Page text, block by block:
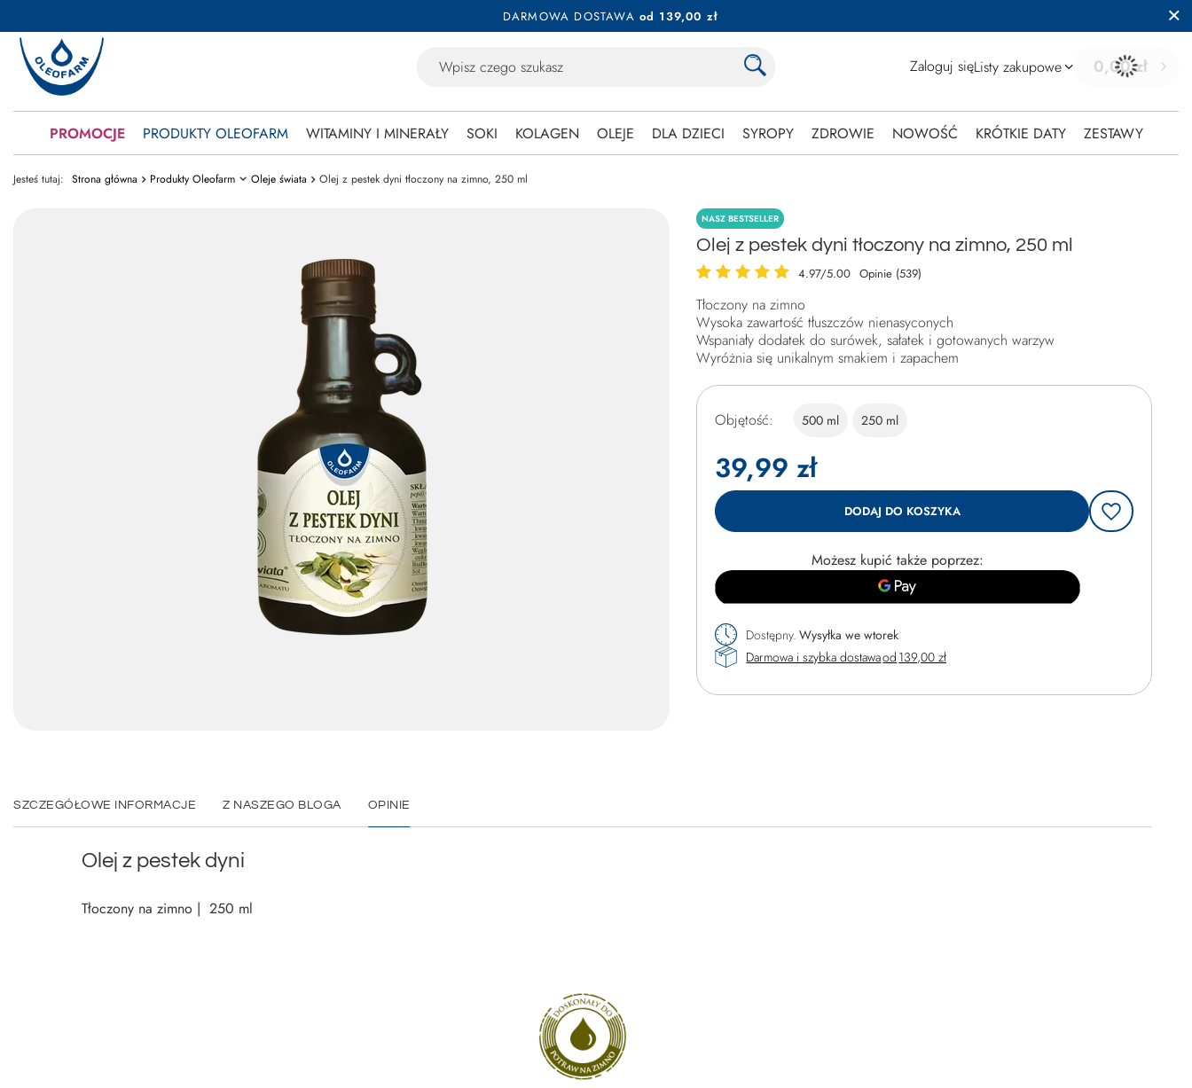
DARMOWA DOSTAWA od 139,00 zł
Zaloguj sięListy zakupowe 0,00 zł
PROMOCJE PRODUKTY OLEOFARM WITAMINY I MINERAŁY SOKI KOLAGEN OLEJE DLA DZIECI SYROPY ZDROWIE NOWOŚĆ KRÓTKIE DATY ZESTAWY
Jesteś tutaj: Strona główna Produkty Oleofarm Oleje świata Olej z pestek dyni tłoczony na zimno, 250 ml
NASZ BESTSELLER
Olej z pestek dyni tłoczony na zimno, 250 ml
4.97/5.00 Opinie (539)
Tłoczony na zimno
Wysoka zawartość tłuszczów nienasyconych
Wspaniały dodatek do surówek, sałatek i gotowanych warzyw
Wyróżnia się unikalnym smakiem i zapachem
Objętość 500 ml 250 ml
39,99 zł
DODAJ DO KOSZYKA
Możesz kupić także poprzez:
Dostępny Wysyłkawe wtorek
Darmowa i szybka dostawaod 139,00 zł
SZCZEGÓŁOWE INFORMACJE Z NASZEGO BLOGA OPINIE
Olej z pestek dyni
Tłoczony na zimno | 250 ml